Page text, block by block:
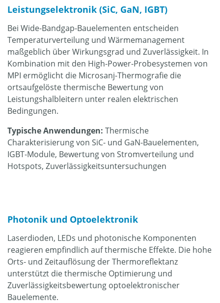
Leistungselektronik (SiC, GaN, IGBT)
Bei Wide-Bandgap-Bauelementen entscheiden
Temperaturverteilung und Wärmemanagement
maßgeblich über Wirkungsgrad und Zuverlässigkeit. In
Kombination mit den High-Power-Probesystemen von
MPI ermöglicht die Microsanj-Thermografie die
ortsaufgelöste thermische Bewertung von
Leistungshalbleitern unter realen elektrischen
Bedingungen.
Typische Anwendungen: Thermische
Charakterisierung von SiC- und GaN-Bauelementen,
IGBT-Module, Bewertung von Stromverteilung und
Hotspots, Zuverlässigkeitsuntersuchungen
Photonik und Optoelektronik
Laserdioden, LEDs und photonische Komponenten
reagieren empfindlich auf thermische Effekte. Die hohe
Orts- und Zeitauflösung der Thermoreflektanz
unterstützt die thermische Optimierung und
Zuverlässigkeitsbewertung optoelektronischer
Bauelemente.